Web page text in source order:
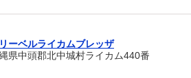
ーベルライカムブレッザ
県中頭郡北中城村ライカム440番